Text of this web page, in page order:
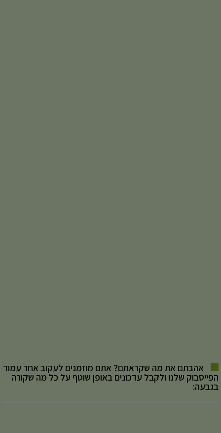
אהבתם את מה שקראתם? אתם מוזמנים לעקוב אחר עמוד
הפייסבוק שלנו ולקבל עדכונים באופן שוטף על כל מה שקורה
בגבעה: